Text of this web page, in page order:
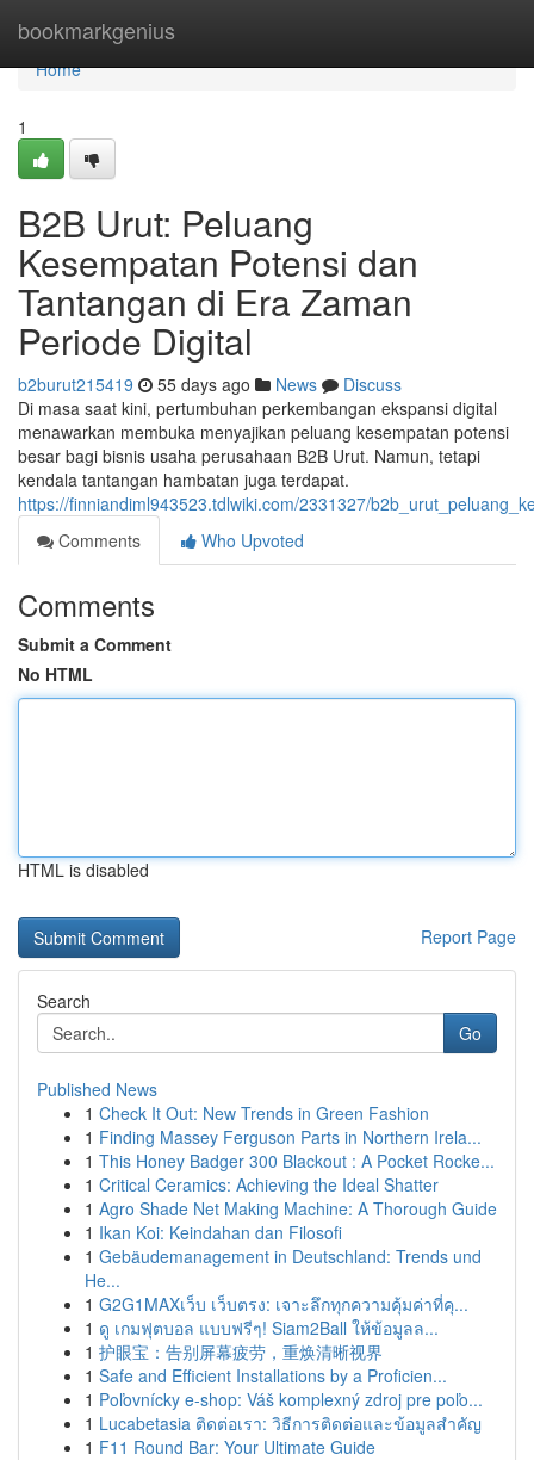
bookmarkgenius
Home
Home
1
B2B Urut: Peluang
Kesempatan Potensi dan
Tantangan di Era Zaman
Periode Digital
b2burut215419 55 days ago News
Discuss
Di masa saat kini, pertumbuhan perkembangan ekspansi digital
menawarkan membuka menyajikan peluang kesempatan potensi
besar bagi bisnis usaha perusahaan B2B Urut. Namun, tetapi
kendala tantangan hambatan juga terdapat.
https://finniandiml943523.tdlwiki.com/2331327/
Comments
Who Upvoted
Comments
Submit a Comment
No HTML
HTML is disabled
Report Page
Search
Go
Published News
1 Check It Out: New Trends in Green Fashion
1 Finding Massey Ferguson Parts in Northern Irela...
1 This Honey Badger 300 Blackout : A Pocket Rocke...
1 Critical Ceramics: Achieving the Ideal Shatter
1 Agro Shade Net Making Machine: A Thorough Guide
1 Ikan Koi: Keindahan dan Filosofi
1 Gebäudemanagement in Deutschland: Trends und
He...
1 G2G1MAXเว็บ เว็บตรง: เจาะลึกทุกความคุ้มค่าที่คุ...
1 ดู เกมฟุตบอล แบบฟรีๆ! Siam2Ball ให้ข้อมูลล...
1 护眼宝：告别屏幕疲劳，重焕清晰视界
1 Safe and Efficient Installations by a Proficien...
1 Poľovnícky e-shop: Váš komplexný zdroj pre poľo...
1 Lucabetasia ติดต่อเรา: วิธีการติดต่อและข้อมูลสำคัญ
1 F11 Round Bar: Your Ultimate Guide